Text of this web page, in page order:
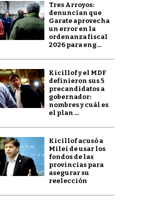
Tres Arroyos:
denuncian que
Garate aprovecha
un error en la
ordenanza fiscal
2026 para eng...
Kicillof y el MDF
definieron sus 5
precandidatos a
gobernador:
nombres y cuál es
el plan ...
Kicillof acusó a
Milei de usar los
fondos de las
provincias para
asegurar su
reelección